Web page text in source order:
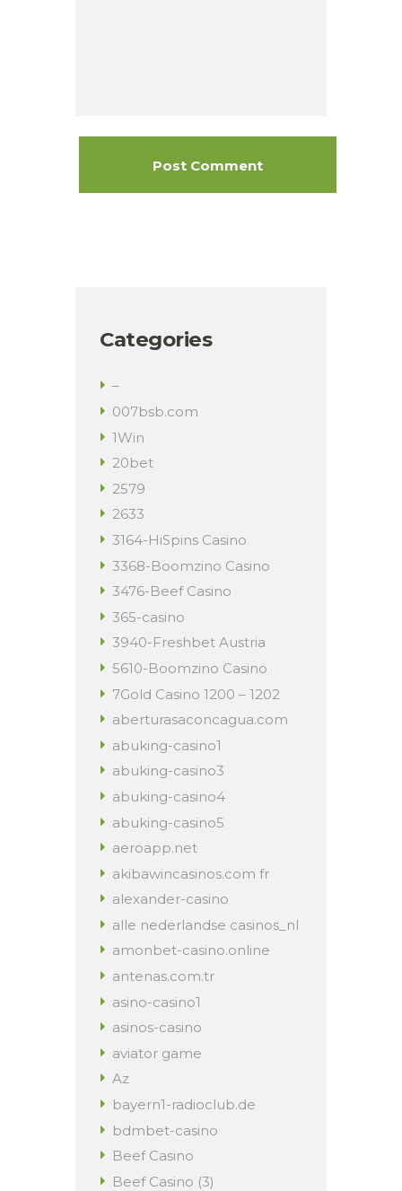
Categories
–
007bsb.com
1Win
20bet
2579
2633
3164-HiSpins Casino
3368-Boomzino Casino
3476-Beef Casino
365-casino
3940-Freshbet Austria
5610-Boomzino Casino
7Gold Casino 1200 – 1202
aberturasaconcagua.com
abuking-casino1
abuking-casino3
abuking-casino4
abuking-casino5
aeroapp.net
akibawincasinos.com fr
alexander-casino
alle nederlandse casinos_nl
amonbet-casino.online
antenas.com.tr
asino-casino1
asinos-casino
aviator game
Az
bayern1-radioclub.de
bdmbet-casino
Beef Casino
Beef Casino (3)